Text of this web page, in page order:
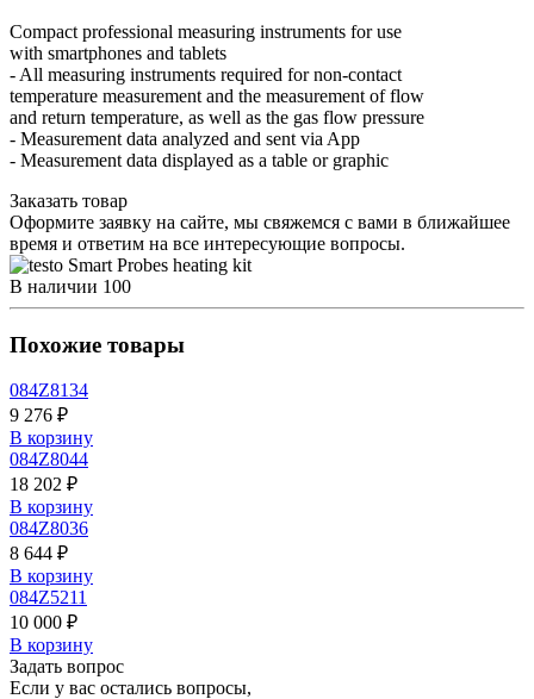
Compact professional measuring instruments for use
with smartphones and tablets
- All measuring instruments required for non-contact
temperature measurement and the measurement of flow
and return temperature, as well as the gas flow pressure
- Measurement data analyzed and sent via App
- Measurement data displayed as a table or graphic
Заказать товар
Оформите заявку на сайте, мы свяжемся с вами в ближайшее
время и ответим на все интересующие вопросы.
В наличии 100
Похожие товары
084Z8134
9 276 ₽
В корзину
084Z8044
18 202 ₽
В корзину
084Z8036
8 644 ₽
В корзину
084Z5211
10 000 ₽
В корзину
Задать вопрос
Если у вас остались вопросы,